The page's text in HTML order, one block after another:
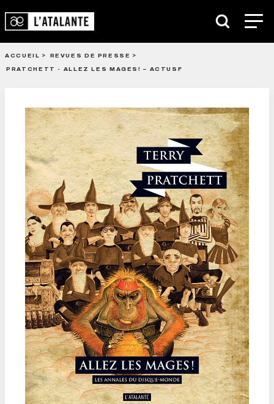
ACCUEIL
REVUES DE PRESSE
PRATCHETT - ALLEZ LES MAGES! – ACTUSF